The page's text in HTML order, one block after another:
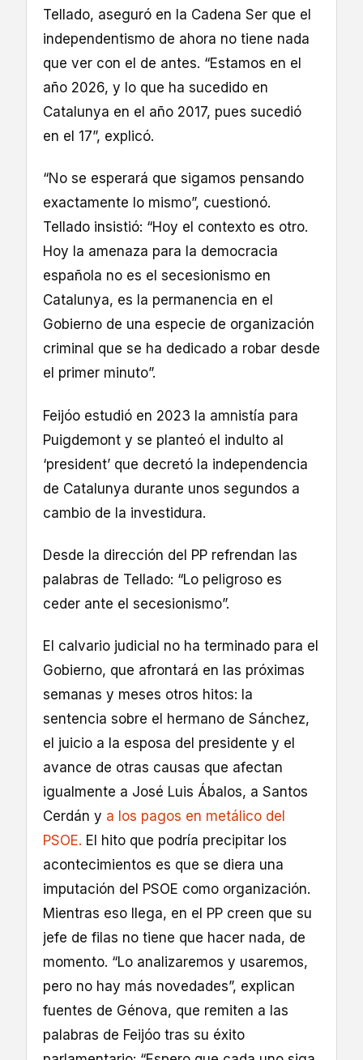
Tellado, aseguró en la Cadena Ser que el
independentismo de ahora no tiene nada
que ver con el de antes. “Estamos en el
año 2026, y lo que ha sucedido en
Catalunya en el año 2017, pues sucedió
en el 17”, explicó.
“No se esperará que sigamos pensando
exactamente lo mismo”, cuestionó.
Tellado insistió: “Hoy el contexto es otro.
Hoy la amenaza para la democracia
española no es el secesionismo en
Catalunya, es la permanencia en el
Gobierno de una especie de organización
criminal que se ha dedicado a robar desde
el primer minuto”.
Feijóo estudió en 2023 la amnistía para
Puigdemont y se planteó el indulto al
‘president’ que decretó la independencia
de Catalunya durante unos segundos a
cambio de la investidura.
Desde la dirección del PP refrendan las
palabras de Tellado: “Lo peligroso es
ceder ante el secesionismo”.
El calvario judicial no ha terminado para el
Gobierno, que afrontará en las próximas
semanas y meses otros hitos: la
sentencia sobre el hermano de Sánchez,
el juicio a la esposa del presidente y el
avance de otras causas que afectan
igualmente a José Luis Ábalos, a Santos
Cerdán y a los pagos en metálico del
PSOE. El hito que podría precipitar los
acontecimientos es que se diera una
imputación del PSOE como organización.
Mientras eso llega, en el PP creen que su
jefe de filas no tiene que hacer nada, de
momento. “Lo analizaremos y usaremos,
pero no hay más novedades”, explican
fuentes de Génova, que remiten a las
palabras de Feijóo tras su éxito